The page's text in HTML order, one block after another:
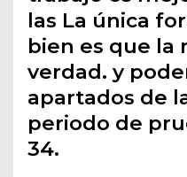
las La única
bien es que la
verdad. y
apartados de
periodo de
34.